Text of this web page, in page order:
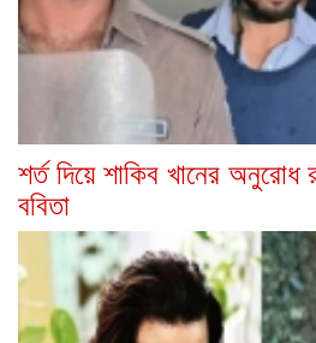
শর্ত দিয়ে শাকিব খানের অনুরোধ
ববিতা